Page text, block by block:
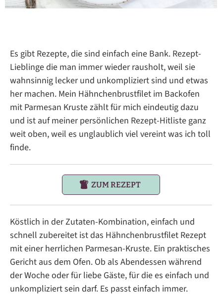
Es gibt Rezepte, die sind einfach eine Bank. Rezept-
Lieblinge die man immer wieder rausholt, weil sie
wahnsinnig lecker und unkompliziert sind und etwas
her machen. Mein Hähnchenbrustfilet im Backofen
mit Parmesan Kruste zählt für mich eindeutig dazu
und ist auf meiner persönlichen Rezept-Hitliste ganz
weit oben, weil es unglaublich viel vereint was ich toll
finde.
ZUM REZEPT
Köstlich in der Zutaten-Kombination, einfach und
schnell zubereitet ist das Hähnchenbrustfilet Rezept
mit einer herrlichen Parmesan-Kruste. Ein praktisches
Gericht aus dem Ofen. Ob als Abendessen während
der Woche oder für liebe Gäste, für die es einfach und
unkompliziert sein darf. Es passt einfach immer.